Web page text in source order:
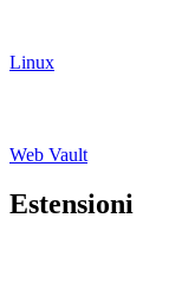
Linux
Web Vault
Estensioni